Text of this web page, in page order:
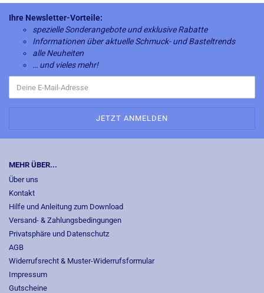
Ihre Newsletter-Vorteile:
spezielle Sonderangebote und exklusive Rabatte
Informationen über aktuelle Schmuck- und Basteltrends
alle Neuheiten
… und vieles mehr!
MEHR ÜBER...
Über uns
Kontakt
Hilfe und Anleitung zum Download
Versand- & Zahlungsbedingungen
Privatsphäre und Datenschutz
AGB
Widerrufsrecht & Muster-Widerrufsformular
Impressum
Gutscheine